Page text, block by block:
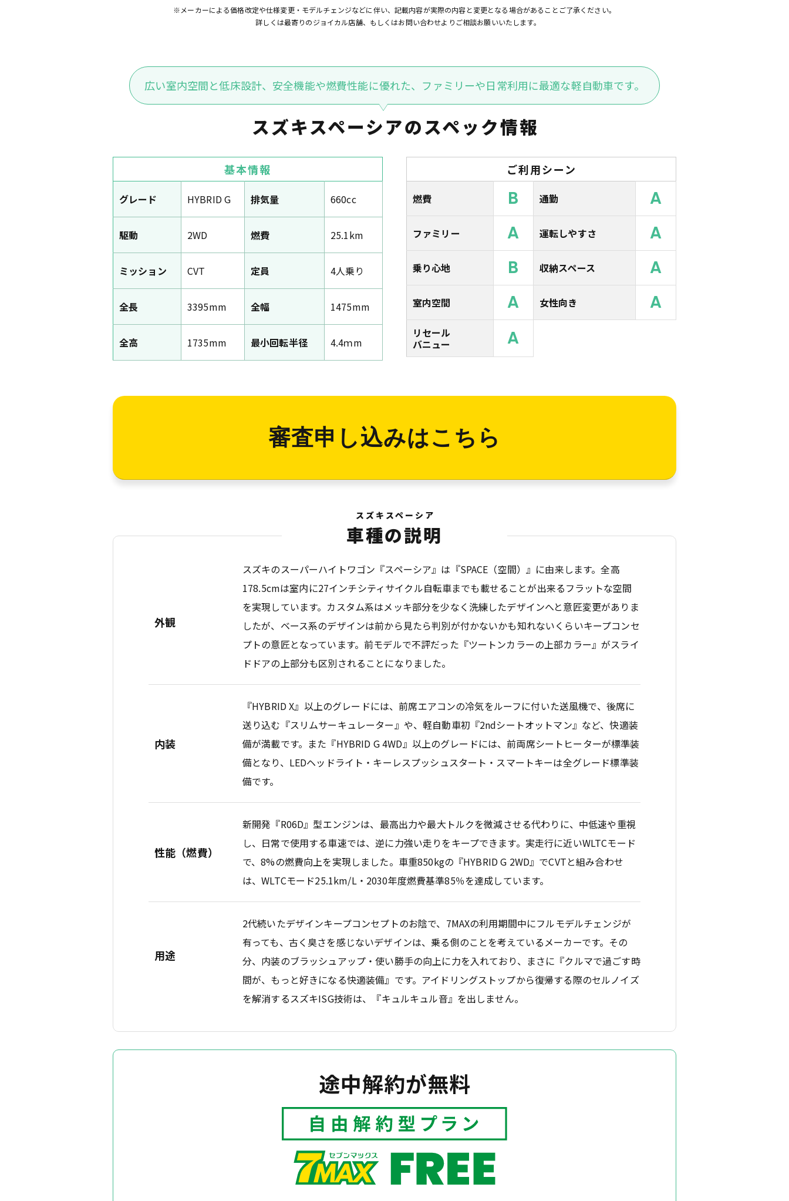
※メーカーによる価格改定や仕様変更・モデルチェンジなどに伴い、記載内容が実際の内容と変更となる場合があることご了承ください。
詳しくは最寄りのジョイカル店舗、もしくはお問い合わせよりご相談お願いいたします。
広い室内空間と低床設計、安全機能や燃費性能に優れた、ファミリーや日常利用に最適な軽自動車です。
スズキスペーシアのスペック情報
基本情報
グレード HYBRID G 排気量 660cc
駆動 2WD 燃費 25.1km
ミッション CVT 定員 4人乗り
全長 3395mm 全幅 1475mm
全高 1735mm 最小回転半径 4.4ｍm
ご利用シーン
燃費 B 通勤 A
ファミリー A 運転しやすさ A
乗り心地 B 収納スペース A
室内空間 A 女性向き A
リセール
バニュー
A
審査申し込みはこちら
スズキスペーシア
車種の説明
外観
スズキのスーパーハイトワゴン『スペーシア』は『SPACE（空間）』に由来します。全高
178.5cmは室内に27インチシティサイクル自転車までも載せることが出来るフラットな空間
を実現しています。カスタム系はメッキ部分を少なく洗練したデザインへと意匠変更がありま
したが、ベース系のデザインは前から見たら判別が付かないかも知れないくらいキープコンセ
プトの意匠となっています。前モデルで不評だった『ツートンカラーの上部カラー』がスライ
ドドアの上部分も区別されることになりました。
内装
『HYBRID X』以上のグレードには、前席エアコンの冷気をルーフに付いた送風機で、後席に
送り込む『スリムサーキュレーター』や、軽自動車初『2ndシートオットマン』など、快適装
備が満載です。また『HYBRID G 4WD』以上のグレードには、前両席シートヒーターが標準装
備となり、LEDヘッドライト・キーレスプッシュスタート・スマートキーは全グレード標準装
備です。
性能（燃費）
新開発『R06D』型エンジンは、最高出力や最大トルクを微減させる代わりに、中低速や重視
し、日常で使用する車速では、逆に力強い走りをキープできます。実走行に近いWLTCモード
で、8%の燃費向上を実現しました。車重850kgの『HYBRID G 2WD』でCVTと組み合わせ
は、WLTCモード25.1km/L・2030年度燃費基準85％を達成しています。
用途
2代続いたデザインキープコンセプトのお陰で、7MAXの利用期間中にフルモデルチェンジが
有っても、古く臭さを感じないデザインは、乗る側のことを考えているメーカーです。その
分、内装のブラッシュアップ・使い勝手の向上に力を入れており、まさに『クルマで過ごす時
間が、もっと好きになる快適装備』です。アイドリングストップから復帰する際のセルノイズ
を解消するスズキISG技術は、『キュルキュル音』を出しません。
途中解約が無料